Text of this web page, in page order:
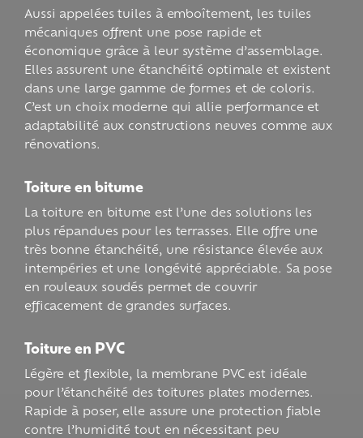
Aussi appelées tuiles à emboîtement, les tuiles
mécaniques offrent une pose rapide et
économique grâce à leur système d’assemblage.
Elles assurent une étanchéité optimale et existent
dans une large gamme de formes et de coloris.
C’est un choix moderne qui allie performance et
adaptabilité aux constructions neuves comme aux
rénovations.
Toiture en bitume
La toiture en bitume est l’une des solutions les
plus répandues pour les terrasses. Elle offre une
très bonne étanchéité, une résistance élevée aux
intempéries et une longévité appréciable. Sa pose
en rouleaux soudés permet de couvrir
efficacement de grandes surfaces.
Toiture en PVC
Légère et flexible, la membrane PVC est idéale
pour l’étanchéité des toitures plates modernes.
Rapide à poser, elle assure une protection fiable
contre l’humidité tout en nécessitant peu